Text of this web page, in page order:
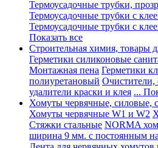
Термоусадочные трубки,
Термоусадочные трубки с
Термоусадочные трубки с
Показать все
Строительная химия, товары
Герметики силиконовые
Монтажная пена Герметики
полиуретановый Очистители,
удалители краски и клея ...
Хомуты червячные, силовые,
Хомуты червячные W1 и W2
Стяжки стальные NORMA
ширина 9 мм. с постоянным